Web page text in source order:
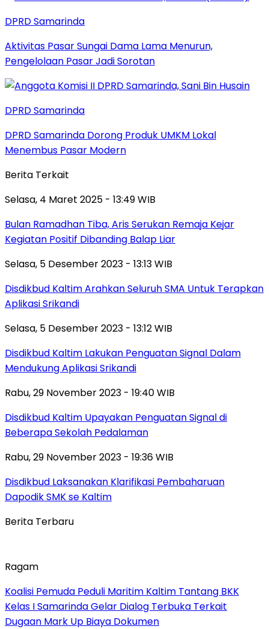
DPRD Samarinda
Aktivitas Pasar Sungai Dama Lama Menurun,
Pengelolaan Pasar Jadi Sorotan
DPRD Samarinda
DPRD Samarinda Dorong Produk UMKM Lokal
Menembus Pasar Modern
Berita Terkait
Selasa, 4 Maret 2025 - 13:49 WIB
Bulan Ramadhan Tiba, Aris Serukan Remaja Kejar
Kegiatan Positif Dibanding Balap Liar
Selasa, 5 Desember 2023 - 13:13 WIB
Disdikbud Kaltim Arahkan Seluruh SMA Untuk Terapkan
Aplikasi Srikandi
Selasa, 5 Desember 2023 - 13:12 WIB
Disdikbud Kaltim Lakukan Penguatan Signal Dalam
Mendukung Aplikasi Srikandi
Rabu, 29 November 2023 - 19:40 WIB
Disdikbud Kaltim Upayakan Penguatan Signal di
Beberapa Sekolah Pedalaman
Rabu, 29 November 2023 - 19:36 WIB
Disdikbud Laksanakan Klarifikasi Pembaharuan
Dapodik SMK se Kaltim
Berita Terbaru
Ragam
Koalisi Pemuda Peduli Maritim Kaltim Tantang BKK
Kelas I Samarinda Gelar Dialog Terbuka Terkait
Dugaan Mark Up Biaya Dokumen